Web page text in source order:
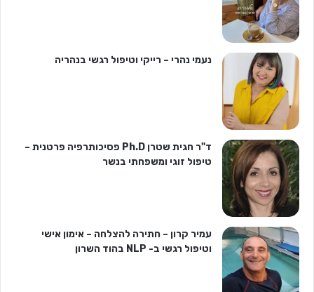
נעמי נהרי – רייקי וטיפול רגשי בנהריה
ד"ר חגית שטרן Ph.D פסיכותרפיה פרטנית –
טיפול זוגי ומשפחתי בנשר
עמיר קרון – חתירה להצלחה – אימון אישי
וטיפול רגשי ב- NLP בהוד השרון